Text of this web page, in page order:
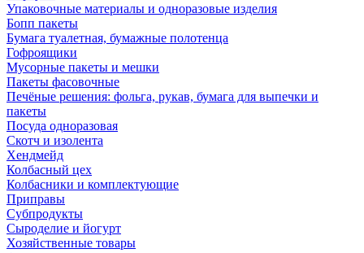
Упаковочные материалы и одноразовые изделия
Бопп пакеты
Бумага туалетная, бумажные полотенца
Гофроящики
Мусорные пакеты и мешки
Пакеты фасовочные
Печёные решения: фольга, рукав, бумага для выпечки и
пакеты
Посуда одноразовая
Скотч и изолента
Хендмейд
Колбасный цех
Колбасники и комплектующие
Приправы
Субпродукты
Сыроделие и йогурт
Хозяйственные товары